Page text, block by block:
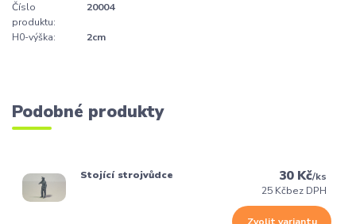
Číslo
produktu:
20004
H0-výška: 2cm
Podobné produkty
Stojící strojvůdce 30 Kč/ks
25 Kčbez DPH
Zvolit variantu